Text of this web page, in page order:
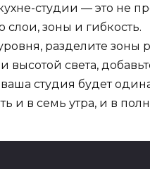
студии — это не
слои, зоны и гибкость.
разделите зоны
высотой света,
студия будет
и в семь утра, и в